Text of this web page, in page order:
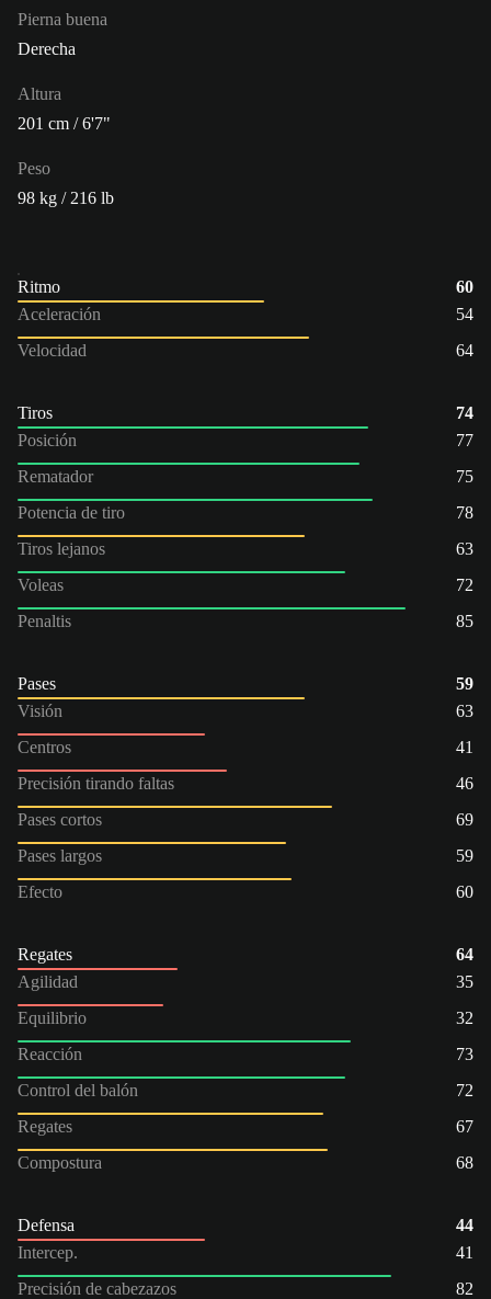
Pierna buena
Derecha
Altura
201 cm / 6'7"
Peso
98 kg / 216 lb
Ritmo
60
Aceleración
54
Velocidad
64
Tiros
74
Posición
77
Rematador
75
Potencia de tiro
78
Tiros lejanos
63
Voleas
72
Penaltis
85
Pases
59
Visión
63
Centros
41
Precisión tirando faltas
46
Pases cortos
69
Pases largos
59
Efecto
60
Regates
64
Agilidad
35
Equilibrio
32
Reacción
73
Control del balón
72
Regates
67
Compostura
68
Defensa
44
Intercep.
41
Precisión de cabezazos
82